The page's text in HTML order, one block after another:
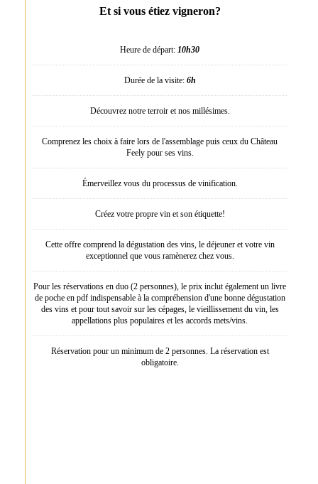
Et si vous étiez vigneron?
Heure de départ: 10h30
Durée de la visite: 6h
Découvrez notre terroir et nos millésimes.
Comprenez les choix à faire lors de l'assemblage puis ceux du Château
Feely pour ses vins.
Émerveillez vous du processus de vinification.
Créez votre propre vin et son étiquette!
Cette offre comprend la dégustation des vins, le déjeuner et votre vin
exceptionnel que vous ramènerez chez vous.
Pour les réservations en duo (2 personnes), le prix inclut également un livre
de poche en pdf indispensable à la compréhension d'une bonne dégustation
des vins et pour tout savoir sur les cépages, le vieillissement du vin, les
appellations plus populaires et les accords mets/vins.
Réservation pour un minimum de 2 personnes. La réservation est
obligatoire.